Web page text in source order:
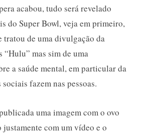
acabou, tudo será revelado
do Super Bowl, veja em primeiro,
de uma divulgação da
mas sim de uma
a saúde mental, em particular da
fazem nas pessoas.
uma imagem com o ovo
com um vídeo e o